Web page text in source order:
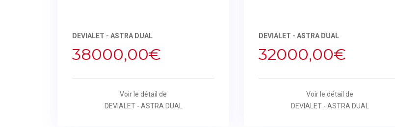
DEVIALET - ASTRA DUAL
38000,00€
Voir le détail de
DEVIALET - ASTRA DUAL
DEVIALET - ASTRA DUAL
32000,00€
Voir le détail de
DEVIALET - ASTRA DUAL